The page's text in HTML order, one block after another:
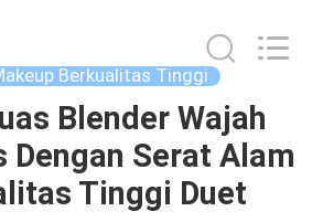
Berkualitas Tinggi
Blender Wajah
Dengan Serat Alam
Tinggi Duet